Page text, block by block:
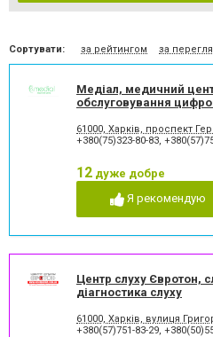
Сортувати: за рейтингом за
Медіал, медичний
обслуговування
61000, Харків, проспект
+380(75)323-80-83,
12 дуже добре
Я рекомендую
Центр слуху Євротон,
діагностика слуху
61000, Харків, вулиця
+380(57)751-83-29,